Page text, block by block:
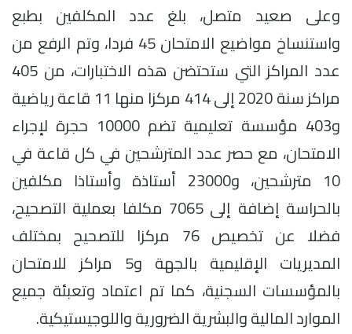
وعلى صعيد متصل، بلغ عدد المكلفين بطبع
واستنساخ مواضيع الامتحان 45 فردا، وتم الرفع من
عدد المراكز التي ستحتضن هذه الاختبارات، من 405
مراكز سنة 2020 إلى 414 مركزا منها 11 قاعة رياضية
و403 مؤسسة تعليمية تضم 10000 حجرة لإجراء
الامتحان، مع حصر عدد المترشحين في كل قاعة في
10 مترشحين، و23000 أستاذة وأستاذا مكلفين
بالحراسة إضافة إلى 7065 مكلفا بعملية التصحيح،
فضلا عن تخصيص 76 مركزا للتصحيح بمختلف
المديريات الإقليمية بالجهة و5 مراكز للامتحان
بالمؤسسات السجنية، كما تم اعتماد وتعبئة جميع
الموارد المالية والبشرية الضرورية واللوجيستيكية.